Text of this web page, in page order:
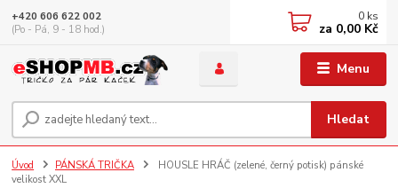
Menu
Hledat
+420 606 622 002
(Po - Pá, 9 - 18 hod.)
0 ks
za 0,00 Kč
Úvod PÁNSKÁ TRIČKA
HOUSLE HRÁČ (zelené, černý potisk) pánské
velikost XXL